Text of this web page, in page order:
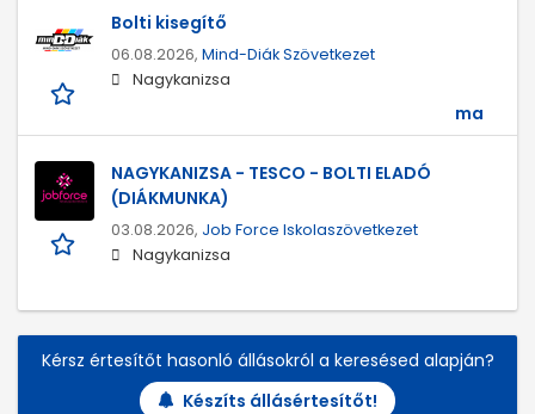
Bolti kisegítő
06.08.2026, Mind-Diák Szövetkezet
Nagykanizsa
ma
NAGYKANIZSA - TESCO - BOLTI ELADÓ
(DIÁKMUNKA)
03.08.2026, Job Force Iskolaszövetkezet
Nagykanizsa
Kérsz értesítőt hasonló állásokról a keresésed alapján?
Készíts állásértesítőt!